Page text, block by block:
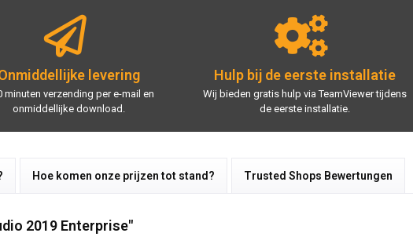
levering
minuten verzending per e-mail en
onmiddellijke download.
Hulp bij de eerste installatie
Wij bieden gratis hulp via TeamViewer tijdens
de eerste installatie.
Hoe komen onze prijzen tot stand? Trusted Shops Bewertungen
2019 Enterprise"